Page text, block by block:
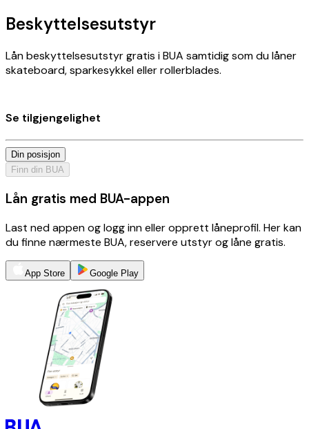
Beskyttelsesutstyr
Lån beskyttelsesutstyr gratis i BUA samtidig som du låner
skateboard, sparkesykkel eller rollerblades.
Se tilgjengelighet
Din posisjon
Finn din BUA
Lån gratis med BUA-appen
Last ned appen og logg inn eller opprett låneprofil. Her kan
du finne nærmeste BUA, reservere utstyr og låne gratis.
App Store Google Play